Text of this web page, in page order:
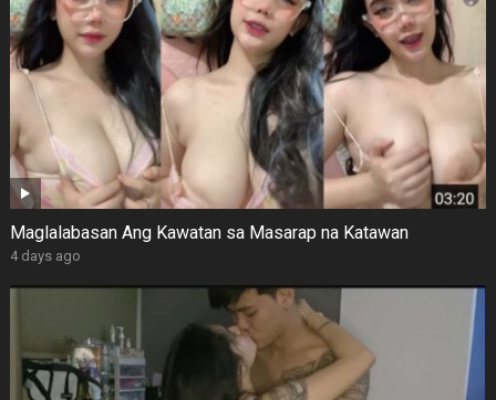
Maglalabasan Ang Kawatan sa Masarap na Katawan
4 days ago